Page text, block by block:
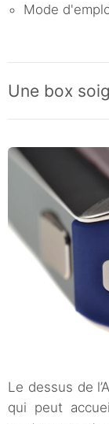
Mode
Une box
Le dessus de
qui peut